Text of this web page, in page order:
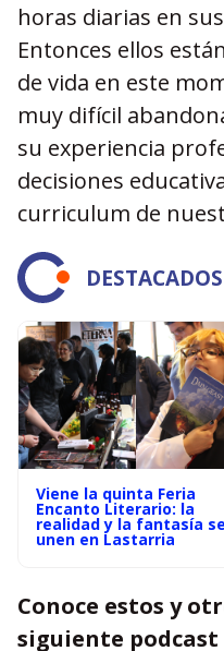
horas diarias en
Entonces ellos
de vida en este
muy difícil
su experiencia
decisiones
curriculum de
DESTACADOS
Viene la quinta Feria
Encanto Literario: la
realidad y la fantasía se
unen en Lastarria
Conoce estos y
siguiente